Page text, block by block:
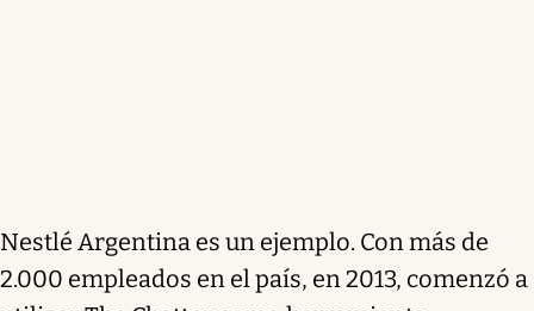
Nestlé Argentina es un ejemplo. Con más de
2.000 empleados en el país, en 2013, comenzó a